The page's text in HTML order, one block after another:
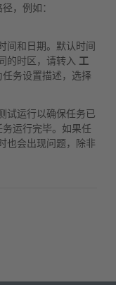
，例如：
间和日期。默认时间
的时区，请转入 工
任务设置描述，选择
试运行以确保任务已
务运行完毕。如果任
也会出现问题，除非